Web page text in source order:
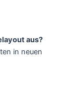
aus?
in neuen